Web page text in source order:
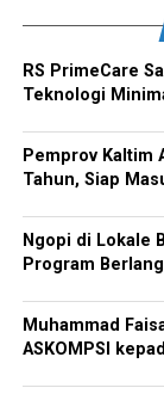
RS PrimeCare
Teknologi
Pemprov Kaltim
Tahun, Siap
Ngopi di Lokale
Program
Muhammad
ASKOMPSI